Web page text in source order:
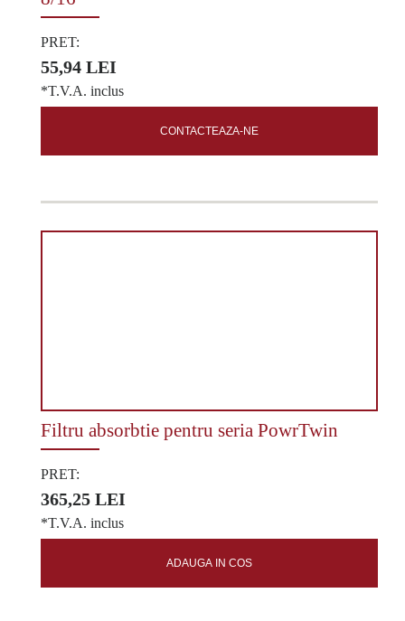
PRET:
55,94 LEI
*T.V.A. inclus
CONTACTEAZA-NE
Filtru absorbtie pentru seria PowrTwin
PRET:
365,25 LEI
*T.V.A. inclus
ADAUGA IN COS